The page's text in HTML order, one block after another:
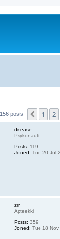
156 posts 1 2
disease
Psykonautti
Posts: 119
Joined: Tue 20 Jul
zrrl
Apteekki
Posts: 359
Joined: Tue 18